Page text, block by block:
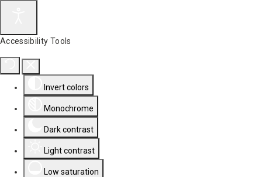
Accessibility Tools
Invert colors
Monochrome
Dark contrast
Light contrast
Low saturation